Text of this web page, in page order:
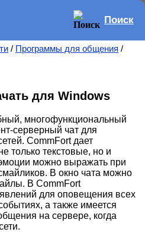
Поиск
/ Программы для общения /
для Windows
многофункциональный
серверный чат для
CommFort дает
только текстовые, но и
можно выражать при
В окно чата можно
В CommFort
для оповещения всех
а также имеется
на сервере, когда